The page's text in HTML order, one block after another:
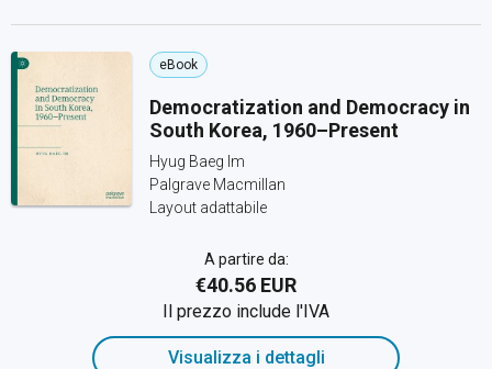
eBook
Democratization and Democracy in
South Korea, 1960–Present
Hyug Baeg Im
Palgrave Macmillan
Layout adattabile
A partire da:
€40.56 EUR
Il prezzo include l'IVA
Visualizza i dettagli